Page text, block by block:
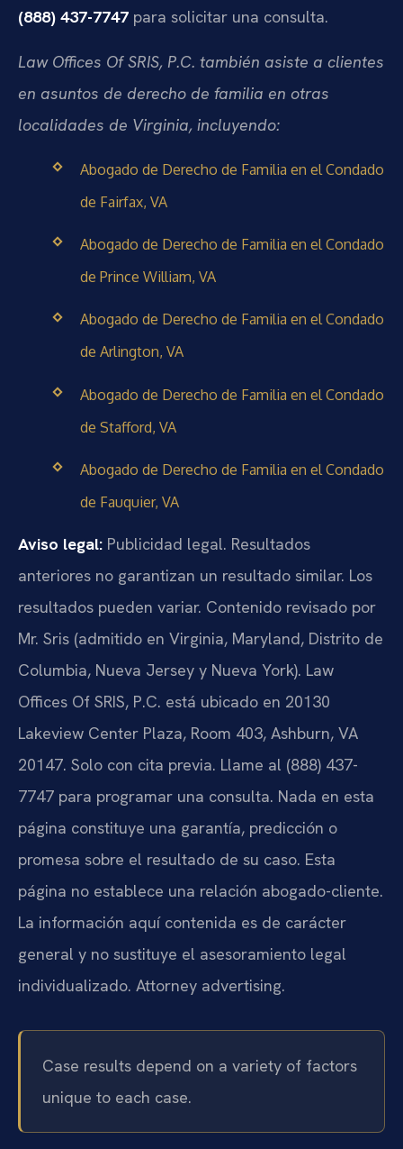
(888) 437-7747 para solicitar una consulta.
Law Offices Of SRIS, P.C. también asiste a clientes
en asuntos de derecho de familia en otras
localidades de Virginia, incluyendo:
Abogado de Derecho de Familia en el Condado
de Fairfax, VA
Abogado de Derecho de Familia en el Condado
de Prince William, VA
Abogado de Derecho de Familia en el Condado
de Arlington, VA
Abogado de Derecho de Familia en el Condado
de Stafford, VA
Abogado de Derecho de Familia en el Condado
de Fauquier, VA
Aviso legal: Publicidad legal. Resultados
anteriores no garantizan un resultado similar. Los
resultados pueden variar. Contenido revisado por
Mr. Sris (admitido en Virginia, Maryland, Distrito de
Columbia, Nueva Jersey y Nueva York). Law
Offices Of SRIS, P.C. está ubicado en 20130
Lakeview Center Plaza, Room 403, Ashburn, VA
20147. Solo con cita previa. Llame al (888) 437-
7747 para programar una consulta. Nada en esta
página constituye una garantía, predicción o
promesa sobre el resultado de su caso. Esta
página no establece una relación abogado-cliente.
La información aquí contenida es de carácter
general y no sustituye el asesoramiento legal
individualizado. Attorney advertising.
Case results depend on a variety of factors
unique to each case.